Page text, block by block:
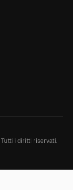
Tutti i diritti riservati.